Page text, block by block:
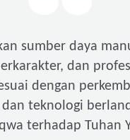
sumber daya
dan
dengan
teknologi
terhadap Tuhan